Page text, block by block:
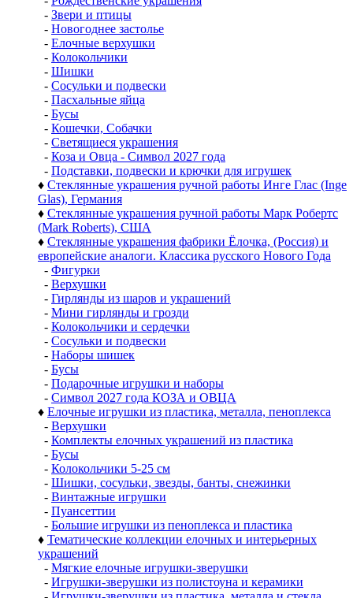
- Звери и птицы
- Новогоднее застолье
- Елочные верхушки
- Колокольчики
- Шишки
- Сосульки и подвески
- Пасхальные яйца
- Бусы
- Кошечки, Собачки
- Светящиеся украшения
- Коза и Овца - Символ 2027 года
- Подставки, подвески и крючки для игрушек
♦ Стеклянные украшения ручной работы Инге Глас (Inge
Glas), Германия
♦ Стеклянные украшения ручной работы Марк Робертс
(Mark Roberts), США
♦ Стеклянные украшения фабрики Ёлочка, (Россия) и
европейские аналоги. Классика русского Нового Года
- Фигурки
- Верхушки
- Гирлянды из шаров и украшений
- Мини гирлянды и грозди
- Колокольчики и сердечки
- Сосульки и подвески
- Наборы шишек
- Бусы
- Подарочные игрушки и наборы
- Символ 2027 года КОЗА и ОВЦА
♦ Елочные игрушки из пластика, металла, пеноплекса
- Верхушки
- Комплекты елочных украшений из пластика
- Бусы
- Колокольчики 5-25 см
- Шишки, сосульки, звезды, банты, снежинки
- Винтажные игрушки
- Пуансеттии
- Большие игрушки из пеноплекса и пластика
♦ Тематические коллекции елочных и интерьерных
украшений
- Мягкие елочные игрушки-зверушки
- Игрушки-зверушки из полистоуна и керамики